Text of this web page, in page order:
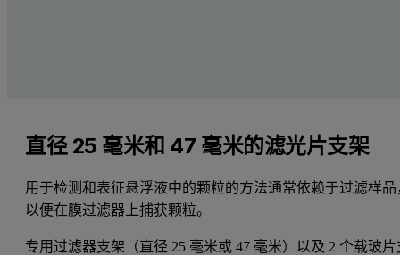
直径 25 毫米和 47 毫米的滤光片支架
用于检测和表征悬浮液中的颗粒的方法通常依赖于过滤样品
以便在膜过滤器上捕获颗粒。
专用过滤器支架（直径 25 毫米或 47 毫米）以及 2 个载玻片